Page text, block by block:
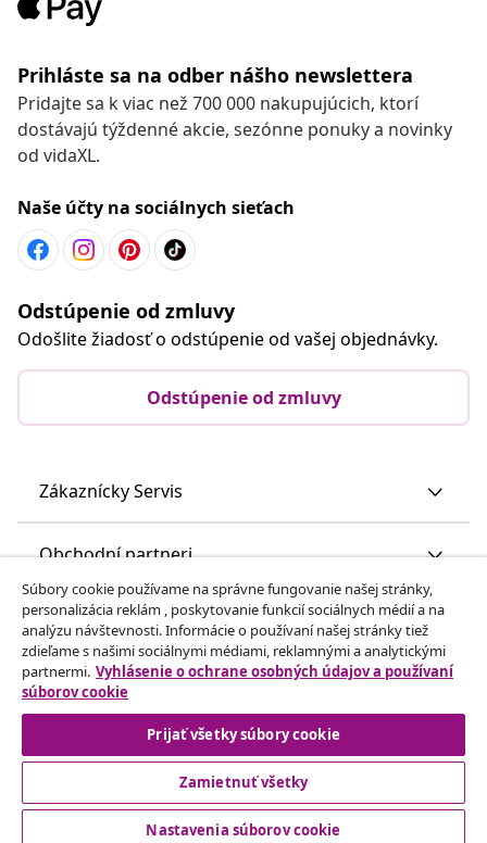
Prihláste sa na odber nášho newslettera
Pridajte sa k viac než 700 000 nakupujúcich, ktorí
dostávajú týždenné akcie, sezónne ponuky a novinky
od vidaXL.
Naše účty na sociálnych sieťach
Odstúpenie od zmluvy
Odošlite žiadosť o odstúpenie od vašej objednávky.
Odstúpenie od zmluvy
Zákaznícky Servis
Obchodní partneri
vidaXL
Nájdite viac
Súbory cookie používame na správne fungovanie našej stránky,
personalizácia reklám , poskytovanie funkcií sociálnych médií a na
analýzu návštevnosti. Informácie o používaní našej stránky tiež
zdieľame s našimi sociálnymi médiami, reklamnými a analytickými
partnermi. Vyhlásenie o ochrane osobných údajov a používaní
súborov cookie
Prijať všetky súbory cookie
Zamietnuť všetky
Nastavenia súborov cookie